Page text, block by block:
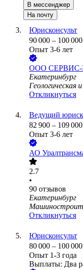
В мессенджер
На почту
Юрисконсульт
90 000 – 100 000
Опыт 3-6 лет
ООО
Екатеринбург
Геологическая
Откликнуться
Ведущий
82 900 – 109 000
Опыт 3-6 лет
АО
2.7
•
90 отзывов
Екатеринбург
Откликнуться
Юрисконсульт
80 000 – 100 000
Опыт 1-3 года
Выплаты: Два